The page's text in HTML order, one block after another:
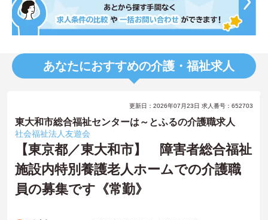
あなたにおすすめの介護・福祉求人
更新日：2026年07月23日 求人番号：652703
東大和市総合福祉センターは～とふるの介護職求人
社会福祉法人友遊会
【東京都／東大和市】 障害者総合福祉
施設内特別養護老人ホームでの介護職
員の募集です《常勤》